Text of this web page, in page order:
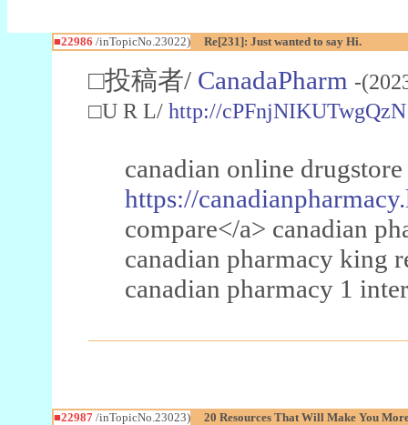
■22986 /inTopicNo.23022) Re[231]: Just wanted to say Hi.
□投稿者/ CanadaPharm -
□U R L/ http://cPFnjNIKUTwgQzN
canadian online
https://
compare</a> canadian
canadian pharmacy king
canadian pharmacy 1
■22987/inTopicNo.23023) 20 Resources That Will Make You